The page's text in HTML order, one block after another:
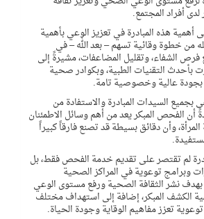
لدى أفراد المجتمع.
أهمية هذه المبادرة في تعزيز الوعي بأهمية
من خطوة وقائية تسهم – بعد الله – في
فرص الشفاء، وتقليل المضاعفات، مشيرةً إلى
بأحدث التقنيات الطبية، وبكوادر صحية
بجودة عالية وخصوصية تامة.
بجميع السيدات المبادرة والاستفادة من
الفحص المبكر يعد من أهم وسائل الاطمئنان
وأن دقائق بسيطة قد تصنع فارقاً كبيراً
لم تقتصر على تقديم خدمة الفحص فقط، بل
وبرامج توعوية في المراكز الصحية
بهدف نشر الثقافة الصحية ورفع مستوى الوعي
الكشف المبكر، إضافة إلى استهداف مختلف
تعزز مفاهيم الوقاية وجودة الحياة.